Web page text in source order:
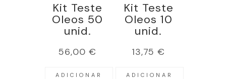
Kit Teste
Oleos 50
unid.
56,00€
ADICIONAR
Kit Teste
Oleos 10
unid.
13,75€
ADICIONAR